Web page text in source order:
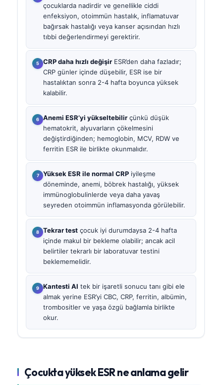
çocuklarda nadirdir ve genellikle ciddi
enfeksiyon, otoimmün hastalık, inflamatuvar
bağırsak hastalığı veya kanser açısından hızlı
tıbbi değerlendirmeyi gerektirir.
CRP daha hızlı değişir ESR’den daha fazladır;
CRP günler içinde düşebilir, ESR ise bir
hastalıktan sonra 2-4 hafta boyunca yüksek
kalabilir.
Anemi ESR’yi yükseltebilir çünkü düşük
hematokrit, alyuvarların çökelmesini
değiştirdiğinden; hemoglobin, MCV, RDW ve
ferritin ESR ile birlikte okunmalıdır.
Yüksek ESR ile normal CRP iyileşme
döneminde, anemi, böbrek hastalığı, yüksek
immünoglobulinlerde veya daha yavaş
seyreden otoimmün inflamasyonda görülebilir.
Tekrar test çocuk iyi durumdaysa 2-4 hafta
içinde makul bir bekleme olabilir; ancak acil
belirtiler tekrarlı bir laboratuvar testini
beklememelidir.
Kantesti AI tek bir işaretli sonucu tanı gibi ele
almak yerine ESR’yi CBC, CRP, ferritin, albümin,
trombositler ve yaşa özgü bağlamla birlikte
okur.
Çocukta yüksek ESR ne anlama gelir